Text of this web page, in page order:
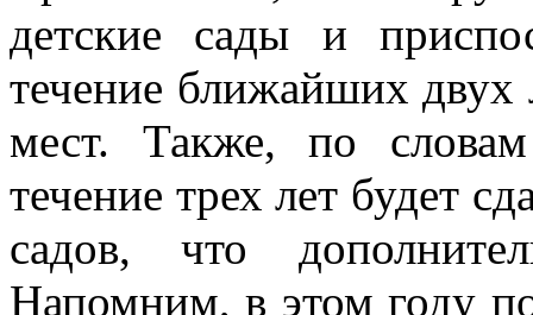
детские сады и
течение ближайших двух
мест. Также, по
течение трех лет будет
садов, что
Напомним, в этом году